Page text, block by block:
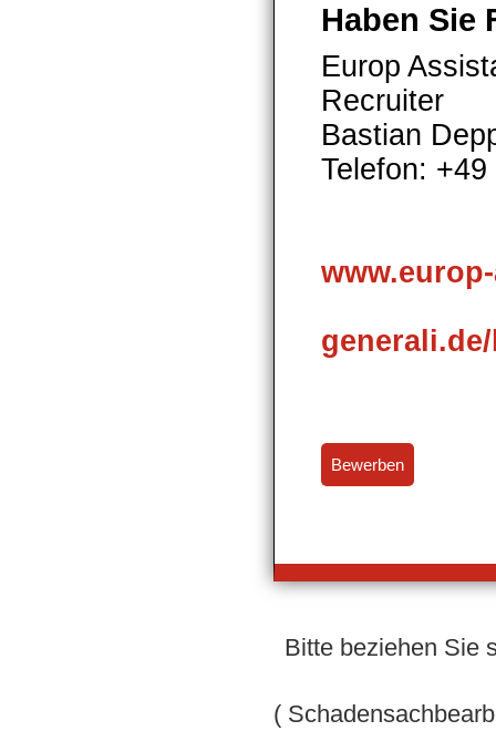
Haben Sie
Europ
Recruiter
Bastian
Telefon:
Bewerben
Bitte beziehen Sie
(